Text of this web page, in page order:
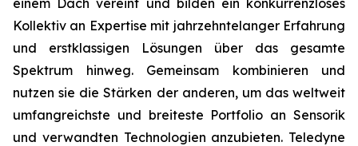
einem Dach vereint und bilden ein konkurrenzloses
Kollektiv an Expertise mit jahrzehntelanger Erfahrung
und erstklassigen Lösungen über das gesamte
Spektrum hinweg. Gemeinsam kombinieren und
nutzen sie die Stärken der anderen, um das weltweit
umfangreichste und breiteste Portfolio an Sensorik
und verwandten Technologien anzubieten. Teledyne